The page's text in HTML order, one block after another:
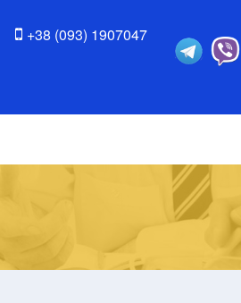
+38 (093) 1907047